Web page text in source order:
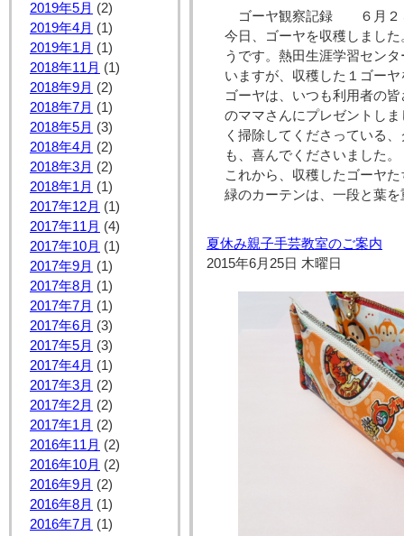
2019年5月 (2)
2019年4月 (1)
2019年1月 (1)
2018年11月 (1)
2018年9月 (2)
2018年7月 (1)
2018年5月 (3)
2018年4月 (2)
2018年3月 (2)
2018年1月 (1)
2017年12月 (1)
2017年11月 (4)
2017年10月 (1)
2017年9月 (1)
2017年8月 (1)
2017年7月 (1)
2017年6月 (3)
2017年5月 (3)
2017年4月 (1)
2017年3月 (2)
2017年2月 (2)
2017年1月 (2)
2016年11月 (2)
2016年10月 (2)
2016年9月 (2)
2016年8月 (1)
2016年7月 (1)
ゴーヤ観察記録 ６月２
今日、ゴーヤを収穫しまし
うです。熱田生涯学習セン
いますが、収穫した１ゴー
ゴーヤは、いつも利用者の
のママさんにプレゼントし
く掃除してくださっている
も、喜んでくださいました。
これから、収穫したゴーヤ
緑のカーテンは、一段と葉
夏休み親子手芸教室のご案内
2015年6月25日 木曜日